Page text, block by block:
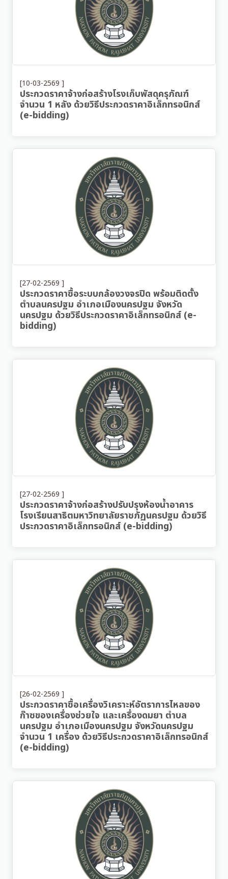
[10-03-2569 ]
ประกวดราคาจ้างก่อสร้างโรงเก็บพัสดุครุภัณฑ์
จำนวน 1 หลัง ด้วยวิธีประกวดราคาอิเล็กทรอนิกส์
(e-bidding)
[27-02-2569 ]
ประกวดราคาซื้อระบบกล้องวงจรปิด พร้อมติดตั้ง
ตำบลนครปฐม อำเภอเมืองนครปฐม จังหวัด
นครปฐม ด้วยวิธีประกวดราคาอิเล็กทรอนิกส์ (e-
bidding)
[27-02-2569 ]
ประกวดราคาจ้างก่อสร้างปรับปรุงห้องน้ำอาคาร
โรงเรียนสาธิตมหาวิทยาลัยราชภัฏนครปฐม ด้วยวิธี
ประกวดราคาอิเล็กทรอนิกส์ (e-bidding)
[26-02-2569 ]
ประกวดราคาซื้อเครื่องวิเคราะห์อัตราการไหลของ
ก๊าซของเครื่องช่วยใจ และเครื่องดมยา ตำบล
นครปฐม อำเภอเมืองนครปฐม จังหวัดนครปฐม
จำนวน 1 เครื่อง ด้วยวิธีประกวดราคาอิเล็กทรอนิกส์
(e-bidding)